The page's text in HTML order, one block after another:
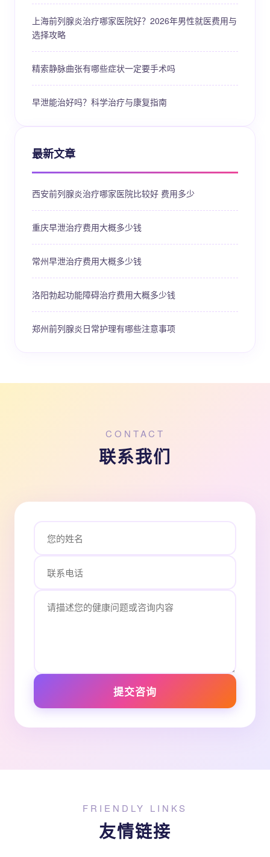
上海前列腺炎治疗哪家医院好？2026年男性就医费用与
选择攻略
精索静脉曲张有哪些症状一定要手术吗
早泄能治好吗？科学治疗与康复指南
最新文章
西安前列腺炎治疗哪家医院比较好 费用多少
重庆早泄治疗费用大概多少钱
常州早泄治疗费用大概多少钱
洛阳勃起功能障碍治疗费用大概多少钱
郑州前列腺炎日常护理有哪些注意事项
CONTACT
联系我们
提交咨询
FRIENDLY LINKS
友情链接